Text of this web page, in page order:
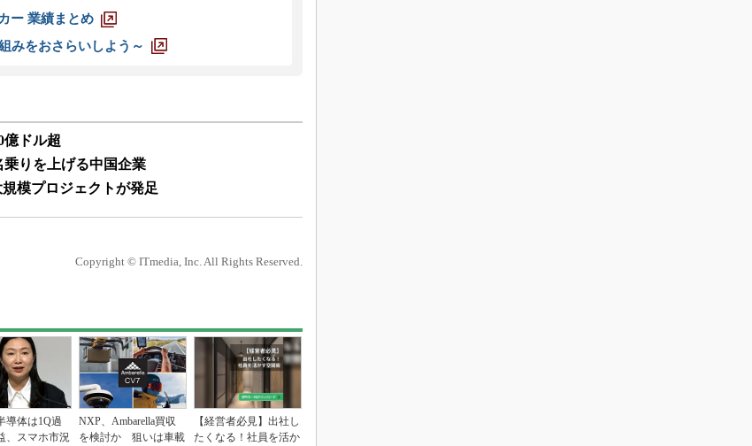
ー 業績まとめ
みをおさらいしよう～
億ドル超
乗りを上げる中国企業
模プロジェクトが発足
Copyright © ITmedia, Inc. All Rights Reserved.
導体は1Q過
、スマホ市況
NXP、Ambarella買収
を検討か 狙いは車載
【経営者必見】出社し
たくなる！社員を活か